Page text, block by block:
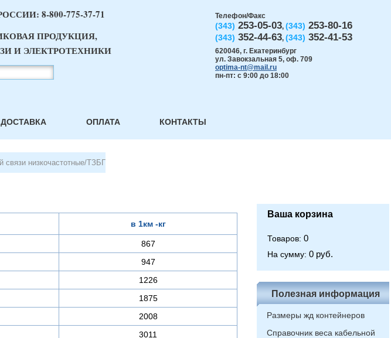
Телефон/Факс
(343) 253-05-03, (343) 253-80-16
(343) 352-44-63, (343) 352-41-53
620046, г. Екатеринбург
ул. Завокзальная 5, оф. 709
optima-nt@mail.ru
пн-пт: с 9:00 до 18:00
8-800-775-37-71
ПРОДУКЦИЯ,
И ЭЛЕКТРОТЕХНИКИ
ДОСТАВКА ОПЛАТА КОНТАКТЫ
связи низкочастотные/ТЗБГ
в 1км -кг
867
947
1226
1875
2008
3011
Ваша корзина
Товаров: 0
На сумму: 0 руб.
Полезная информация
Размеры жд контейнеров
Справочник веса кабельной